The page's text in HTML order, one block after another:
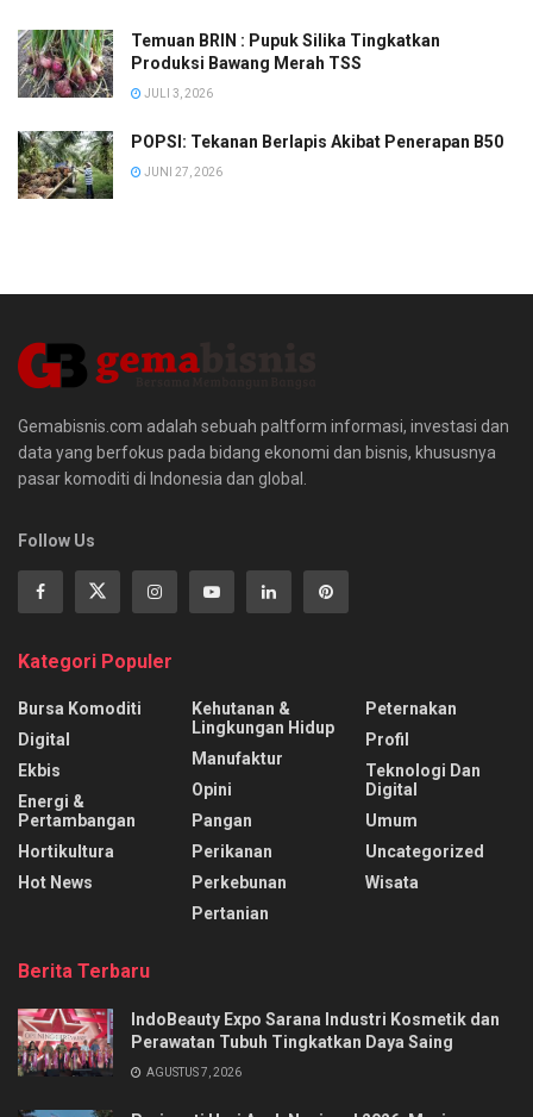
Temuan BRIN : Pupuk Silika Tingkatkan
Produksi Bawang Merah TSS
JULI 3, 2026
POPSI: Tekanan Berlapis Akibat Penerapan B50
JUNI 27, 2026
Gemabisnis.com adalah sebuah paltform informasi, investasi dan
data yang berfokus pada bidang ekonomi dan bisnis, khususnya
pasar komoditi di Indonesia dan global.
Follow Us
Kategori Populer
Bursa Komoditi
Digital
Ekbis
Energi &
Pertambangan
Hortikultura
Hot News
Kehutanan &
Lingkungan Hidup
Manufaktur
Opini
Pangan
Perikanan
Perkebunan
Pertanian
Peternakan
Profil
Teknologi Dan
Digital
Umum
Uncategorized
Wisata
Berita Terbaru
IndoBeauty Expo Sarana Industri Kosmetik dan
Perawatan Tubuh Tingkatkan Daya Saing
AGUSTUS 7, 2026